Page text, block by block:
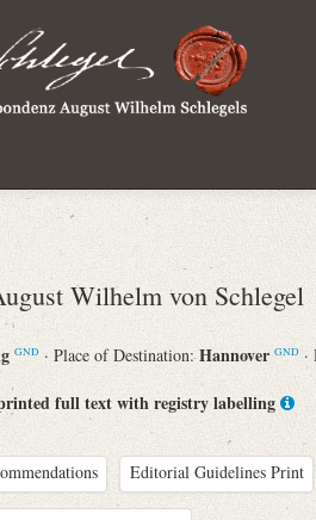
Wilhelm von Schlegel
GND · Place of Destination:Hannover GND
full text with registry labelling
Editorial Guidelines Print